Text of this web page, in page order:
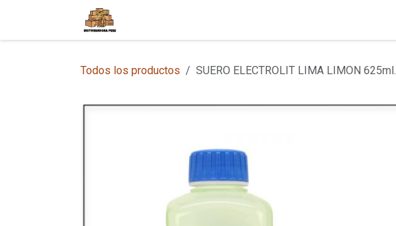
Todos los productos SUERO ELECTROLIT LIMA LIMON 625ml.